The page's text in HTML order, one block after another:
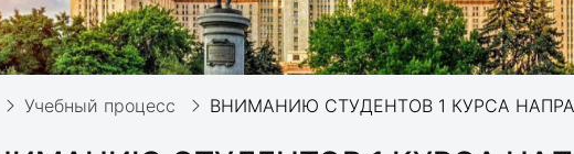
Учебный процесс ВНИМАНИЮ СТУДЕНТОВ 1 КУРСА